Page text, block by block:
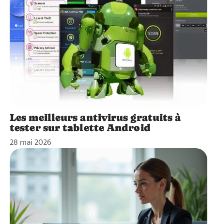
Les meilleurs antivirus gratuits à
tester sur tablette Android
28 mai 2026